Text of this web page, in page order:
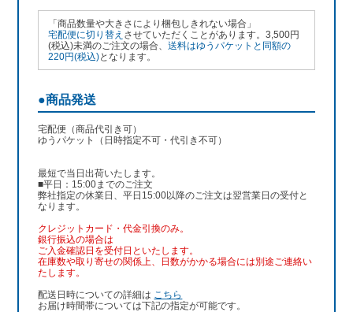
「商品数量や大きさにより梱包しきれない場合」
宅配便に切り替え させていただくことがあります。3,500円
(税込)未満のご注文の場合、送料はゆうパケットと同額の
220円(税込)となります。
●商品発送
宅配便（商品代引き可）
ゆうパケット（日時指定不可・代引き不可）
最短で当日出荷いたします。
■平日：15:00までのご注文
弊社指定の休業日、平日15:00以降のご注文は翌営業日の受付と
なります。
クレジットカード・代金引換のみ。
銀行振込の場合は
ご入金確認日を受付日といたします。
在庫数や取り寄せの関係上、日数がかかる場合には別途ご連絡い
たします。
配送日時についての詳細は こちら
お届け時間帯については下記の指定が可能です。